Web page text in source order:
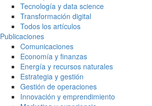
Tecnología y data science
Transformación digital
Todos los artículos
Publicaciones
Comunicaciones
Economía y finanzas
Energía y recursos naturales
Estrategia y gestión
Gestión de operaciones
Innovación y emprendimiento